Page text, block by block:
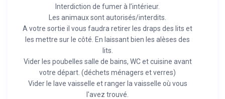
Interdiction de fumer à l’intérieur.
Les animaux sont autorisés/interdits.
A votre sortie il vous faudra retirer les draps des lits et
les mettre sur le côté. En laissant bien les alèses des
lits.
Vider les poubelles salle de bains, WC et cuisine avant
votre départ. (déchets ménagers et verres)
Vider le lave vaisselle et ranger la vaisselle où vous
l'avez trouvé.